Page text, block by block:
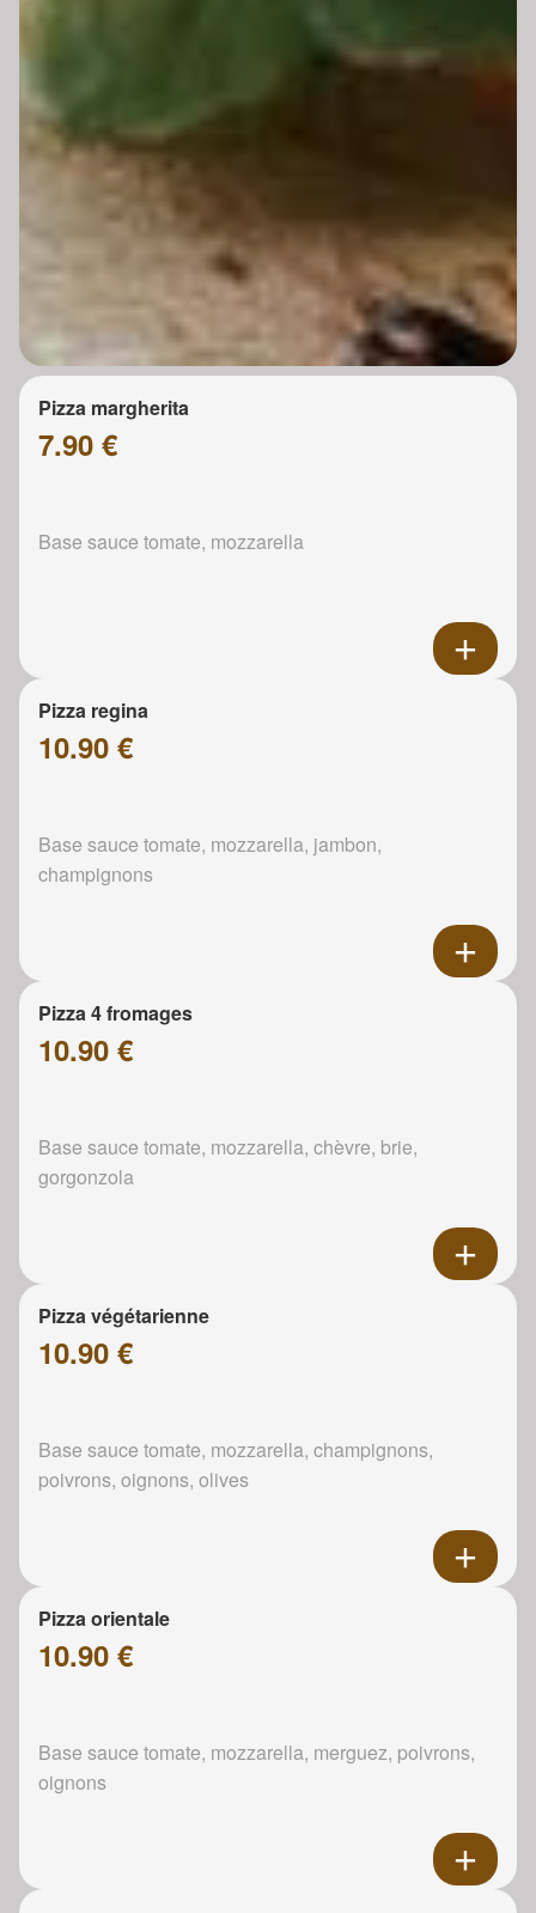
Pizza margherita
7.90 €
Base sauce tomate, mozzarella
Pizza regina
10.90 €
Base sauce tomate, mozzarella, jambon,
champignons
Pizza 4 fromages
10.90 €
Base sauce tomate, mozzarella, chèvre, brie,
gorgonzola
Pizza végétarienne
10.90 €
Base sauce tomate, mozzarella, champignons,
poivrons, oignons, olives
Pizza orientale
10.90 €
Base sauce tomate, mozzarella, merguez, poivrons,
oignons